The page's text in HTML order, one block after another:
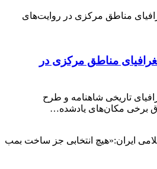
مناطق مرکزی در
تاریخی شاهنامه و طرح
برخی مکان‌های یادشده…